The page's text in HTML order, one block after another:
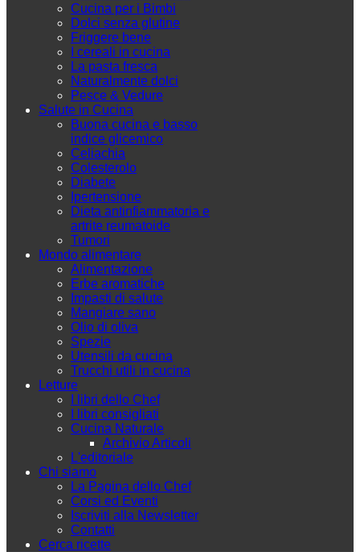
Cucina per i Bimbi
Dolci senza glutine
Friggere bene
I cereali in cucina
La pasta fresca
Naturalmente dolci
Pesce & Vedure
Salute in Cucina
Buona cucina e basso
indice glicemico
Celiachia
Colesterolo
Diabete
Ipertensione
Dieta antinfiammatoria e
artrite reumatoide
Tumori
Mondo alimentare
Alimentazione
Erbe aromatiche
Impasti di salute
Mangiare sano
Olio di oliva
Spezie
Utensili da cucina
Trucchi utili in cucina
Letture
I libri dello Chef
I libri consigliati
Cucina Naturale
Archivio Articoli
L'editoriale
Chi siamo
La Pagina dello Chef
Corsi ed Eventi
Iscriviti alla Newsletter
Contatti
Cerca ricette